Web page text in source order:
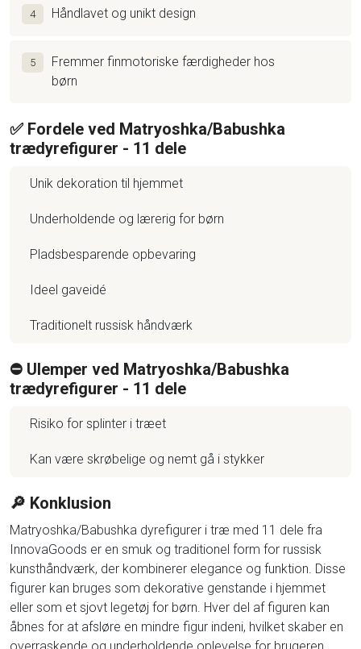
4 Håndlavet og unikt design
5
Fremmer finmotoriske færdigheder hos
børn
✅ Fordele ved Matryoshka/Babushka
trædyrefigurer - 11 dele
Unik dekoration til hjemmet
Underholdende og lærerig for børn
Pladsbesparende opbevaring
Ideel gaveidé
Traditionelt russisk håndværk
⛔️ Ulemper ved Matryoshka/Babushka
trædyrefigurer - 11 dele
Risiko for splinter i træet
Kan være skrøbelige og nemt gå i stykker
🔎 Konklusion
Matryoshka/Babushka dyrefigurer i træ med 11 dele fra
InnovaGoods er en smuk og traditionel form for russisk
kunsthåndværk, der kombinerer elegance og funktion. Disse
figurer kan bruges som dekorative genstande i hjemmet
eller som et sjovt legetøj for børn. Hver del af figuren kan
åbnes for at afsløre en mindre figur indeni, hvilket skaber en